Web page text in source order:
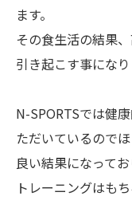
ます。
その食生活の結果
引き起こす事になり
N-SPORTSでは健
ただいているので
良い結果になってお
トレーニングはも